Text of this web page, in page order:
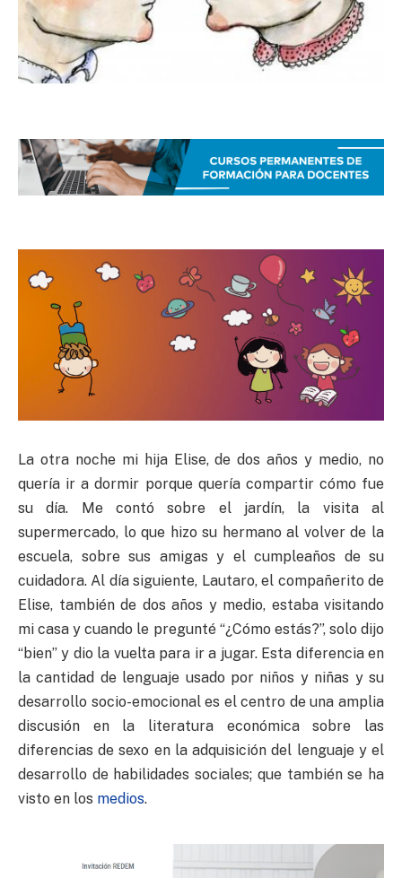
La otra noche mi hija Elise, de dos años y medio, no
quería ir a dormir porque quería compartir cómo fue
su día. Me contó sobre el jardín, la visita al
supermercado, lo que hizo su hermano al volver de la
escuela, sobre sus amigas y el cumpleaños de su
cuidadora. Al día siguiente, Lautaro, el compañerito de
Elise, también de dos años y medio, estaba visitando
mi casa y cuando le pregunté “¿Cómo estás?”, solo dijo
“bien” y dio la vuelta para ir a jugar. Esta diferencia en
la cantidad de lenguaje usado por niños y niñas y su
desarrollo socio-emocional es el centro de una amplia
discusión en la literatura económica sobre las
diferencias de sexo en la adquisición del lenguaje y el
desarrollo de habilidades sociales; que también se ha
visto en los medios.